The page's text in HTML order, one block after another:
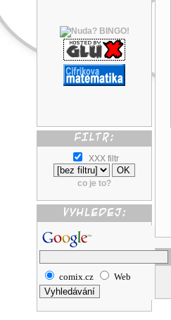
XXX filtr
co je to?
comix.cz Web